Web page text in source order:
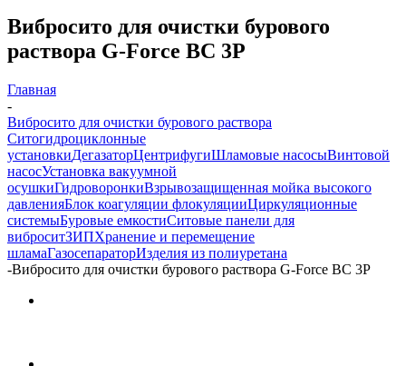
Вибросито для очистки бурового
раствора G-Force ВС 3P
Главная
-
Вибросито для очистки бурового раствора
Ситогидроциклонные
установкиДегазаторЦентрифугиШламовые насосыВинтовой
насосУстановка вакуумной
осушкиГидроворонкиВзрывозащищенная мойка высокого
давленияБлок коагуляции флокуляцииЦиркуляционные
системыБуровые емкостиСитовые панели для
виброситЗИПХранение и перемещение
шламаГазосепараторИзделия из полиуретана
-Вибросито для очистки бурового раствора G-Force ВС 3P